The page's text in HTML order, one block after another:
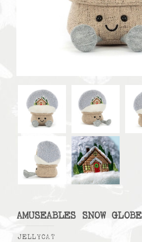
AMUSEABLES SNOW GLOBE
JELLYCAT